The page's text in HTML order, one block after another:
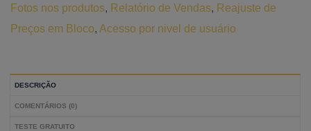
Fotos nos produtos, Relatório de Vendas, Reajuste de
Preços em Bloco, Acesso por nivel de usuário
DESCRIÇÃO
COMENTÁRIOS (0)
TESTE GRATUITO